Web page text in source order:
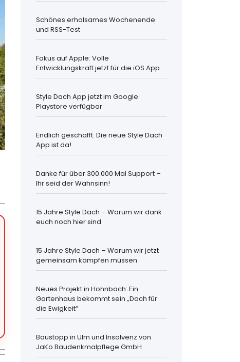
Schönes erholsames Wochenende
und RSS-Test
Fokus auf Apple: Volle
Entwicklungskraft jetzt für die iOS App
Style Dach App jetzt im Google
Playstore verfügbar
Endlich geschafft: Die neue Style Dach
App ist da!
Danke für über 300.000 Mal Support –
Ihr seid der Wahnsinn!
15 Jahre Style Dach – Warum wir dank
euch noch hier sind
15 Jahre Style Dach – Warum wir jetzt
gemeinsam kämpfen müssen
Neues Projekt in Hohnbach: Ein
Gartenhaus bekommt sein „Dach für
die Ewigkeit“
Baustopp in Ulm und Insolvenz von
JaKo Baudenkmalpflege GmbH